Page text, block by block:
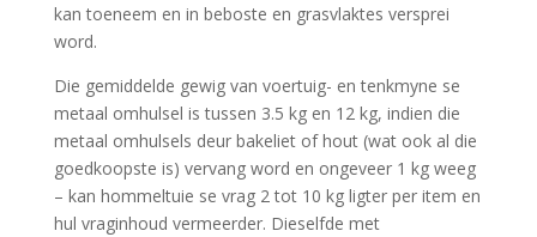
kan toeneem en in beboste en grasvlaktes versprei
word.
Die gemiddelde gewig van voertuig- en tenkmyne se
metaal omhulsel is tussen 3.5 kg en 12 kg, indien die
metaal omhulsels deur bakeliet of hout (wat ook al die
goedkoopste is) vervang word en ongeveer 1 kg weeg
– kan hommeltuie se vrag 2 tot 10 kg ligter per item en
hul vraginhoud vermeerder. Dieselfde met